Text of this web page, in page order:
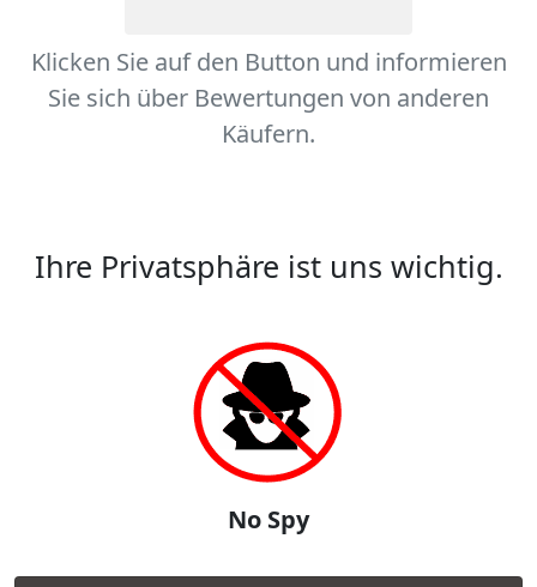
Klicken Sie auf den Button und informieren
Sie sich über Bewertungen von anderen
Käufern.
Ihre Privatsphäre ist uns wichtig.
No Spy